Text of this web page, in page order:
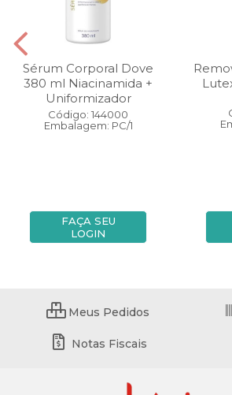
Sérum Corporal Dove
380 ml Niacinamida +
Uniformizador
Código: 144000
Embalagem: PC/1
FAÇA SEU
LOGIN
Meus Pedidos
Notas Fiscais